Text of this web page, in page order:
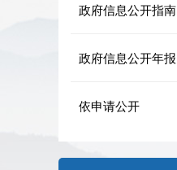
政府信息公开指南
政府信息公开年报
依申请公开